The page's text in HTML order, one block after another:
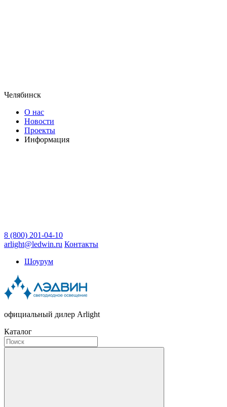
Челябинск
О нас
Новости
Проекты
Информация
8 (800) 201-04-10
arlight@ledwin.ru Контакты
Шоурум
официальный дилер Arlight
Каталог